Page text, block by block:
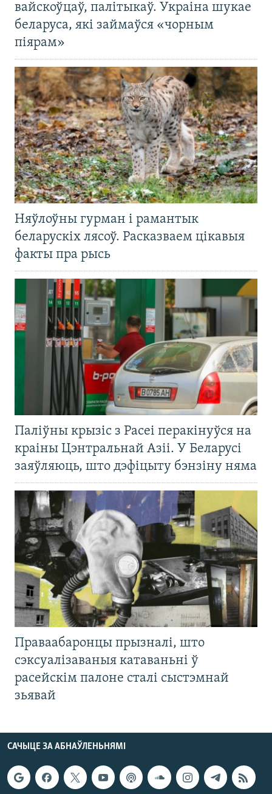
вайскоўцаў, палітыкаў. Украіна шукае
беларуса, які займаўся «чорным
піярам»
Няўлоўны гурман і рамантык
беларускіх лясоў. Расказваем цікавыя
факты пра рысь
Паліўны крызіс з Расеі перакінуўся на
краіны Цэнтральнай Азіі. У Беларусі
заяўляюць, што дэфіцыту бэнзіну няма
Праваабаронцы прызналі, што
сэксуалізаваныя катаваньні ў
расейскім палоне сталі сыстэмнай
зьявай
САЧЫЦЕ ЗА АБНАЎЛЕНЬНЯМІ